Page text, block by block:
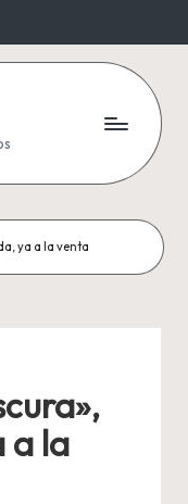
ya a la venta
a la